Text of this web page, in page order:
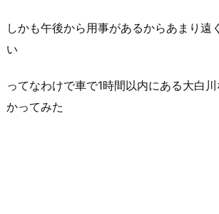
しかも午後から用事があるからあまり遠
い
ってなわけで車で1時間以内にある大白
かってみた